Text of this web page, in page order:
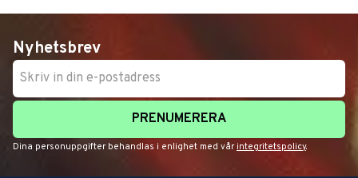
Nyhetsbrev
PRENUMERERA
Dina personuppgifter behandlas i enlighet med vår integritetspolicy.